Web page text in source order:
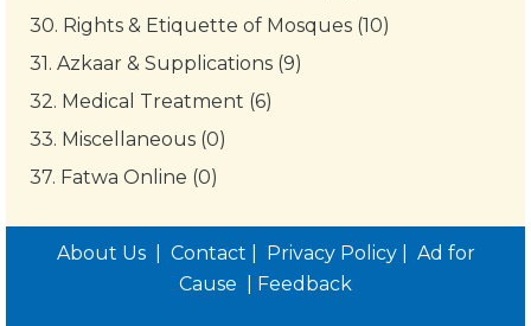
30. Rights & Etiquette of Mosques (10)
31. Azkaar & Supplications (9)
32. Medical Treatment (6)
33. Miscellaneous (0)
37. Fatwa Online (0)
About Us Contact Privacy Policy|
Ad for
Cause
Feedback